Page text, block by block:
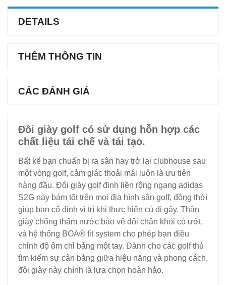
DETAILS
THÊM THÔNG TIN
CÁC ĐÁNH GIÁ
Đôi giày golf có sử dụng hỗn hợp các
chất liệu tái chế và tái tạo.
Bất kể bạn chuẩn bị ra sân hay trở lại clubhouse sau
một vòng golf, cảm giác thoải mái luôn là ưu tiên
hàng đầu. Đôi giày golf đinh liền rộng ngang adidas
S2G này bám tốt trên mọi địa hình sân golf, đồng thời
giúp bạn cố định vị trí khi thực hiện cú đi gậy. Thân
giày chống thấm nước bảo vệ đôi chân khỏi cỏ ướt,
và hệ thống BOA® fit system cho phép bạn điều
chỉnh độ ôm chỉ bằng một tay. Dành cho các golf thủ
tìm kiếm sự cân bằng giữa hiệu năng và phong cách,
đôi giày này chính là lựa chọn hoàn hảo.